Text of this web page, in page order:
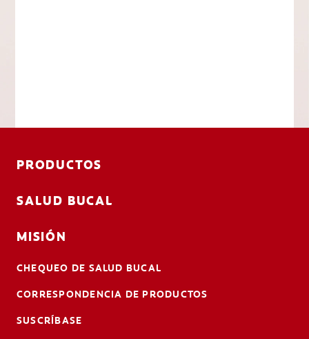
PRODUCTOS
SALUD BUCAL
MISIÓN
CHEQUEO DE SALUD BUCAL
CORRESPONDENCIA DE PRODUCTOS
SUSCRÍBASE